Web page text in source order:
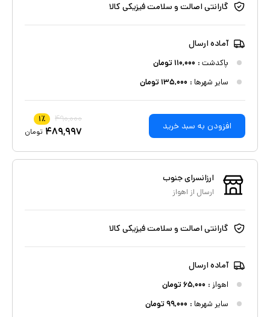
گارانتی اصالت و سلامت فیزیکی کالا
آماده ارسال
پاکدشت : ۱۱۰,۰۰۰تومان
سایر شهرها : ۱۳۵,۰۰۰تومان
افزودن به سبد خرید
۴۹۰,۰۰۰ ۱٪
۴۸۹,۹۹۷ تومان
ارزانسرای جنوب
ارسال از اهواز
گارانتی اصالت و سلامت فیزیکی کالا
آماده ارسال
اهواز : ۶۵,۰۰۰تومان
سایر شهرها : ۹۹,۰۰۰تومان